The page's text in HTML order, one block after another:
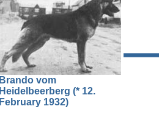
Brando vom
Heidelbeerberg (* 12.
February 1932)